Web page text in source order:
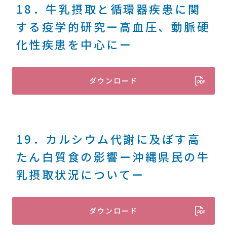
18．牛乳摂取と循環器疾患に関
する疫学的研究ー高血圧、動脈硬
化性疾患を中心にー
ダウンロード
19．カルシウム代謝に及ぼす高
たん白質食の影響ー沖縄県民の牛
乳摂取状況についてー
ダウンロード